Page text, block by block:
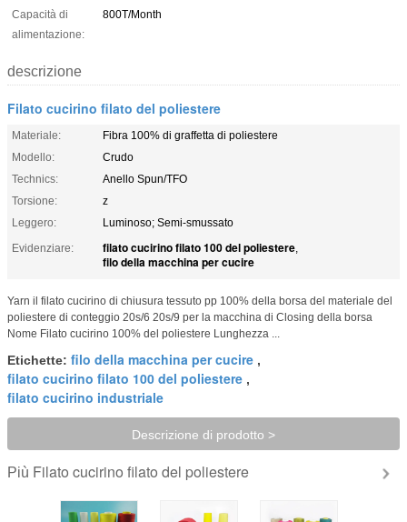
Capacità di
alimentazione:
800T/Month
descrizione
Filato cucirino filato del poliestere
Materiale:
Fibra 100% di graffetta di poliestere
Modello:
Crudo
Technics:
Anello Spun/TFO
Torsione:
z
Leggero:
Luminoso; Semi-smussato
Evidenziare:
filato cucirino filato 100 del poliestere,
filo della macchina per cucire
Yarn il filato cucirino di chiusura tessuto pp 100% della borsa del materiale del
poliestere di conteggio 20s/6 20s/9 per la macchina di Closing della borsa
Nome Filato cucirino 100% del poliestere Lunghezza ...
Etichette: filo della macchina per cucire ,
filato cucirino filato 100 del poliestere ,
filato cucirino industriale
Descrizione di prodotto >
Più Filato cucirino filato del poliestere